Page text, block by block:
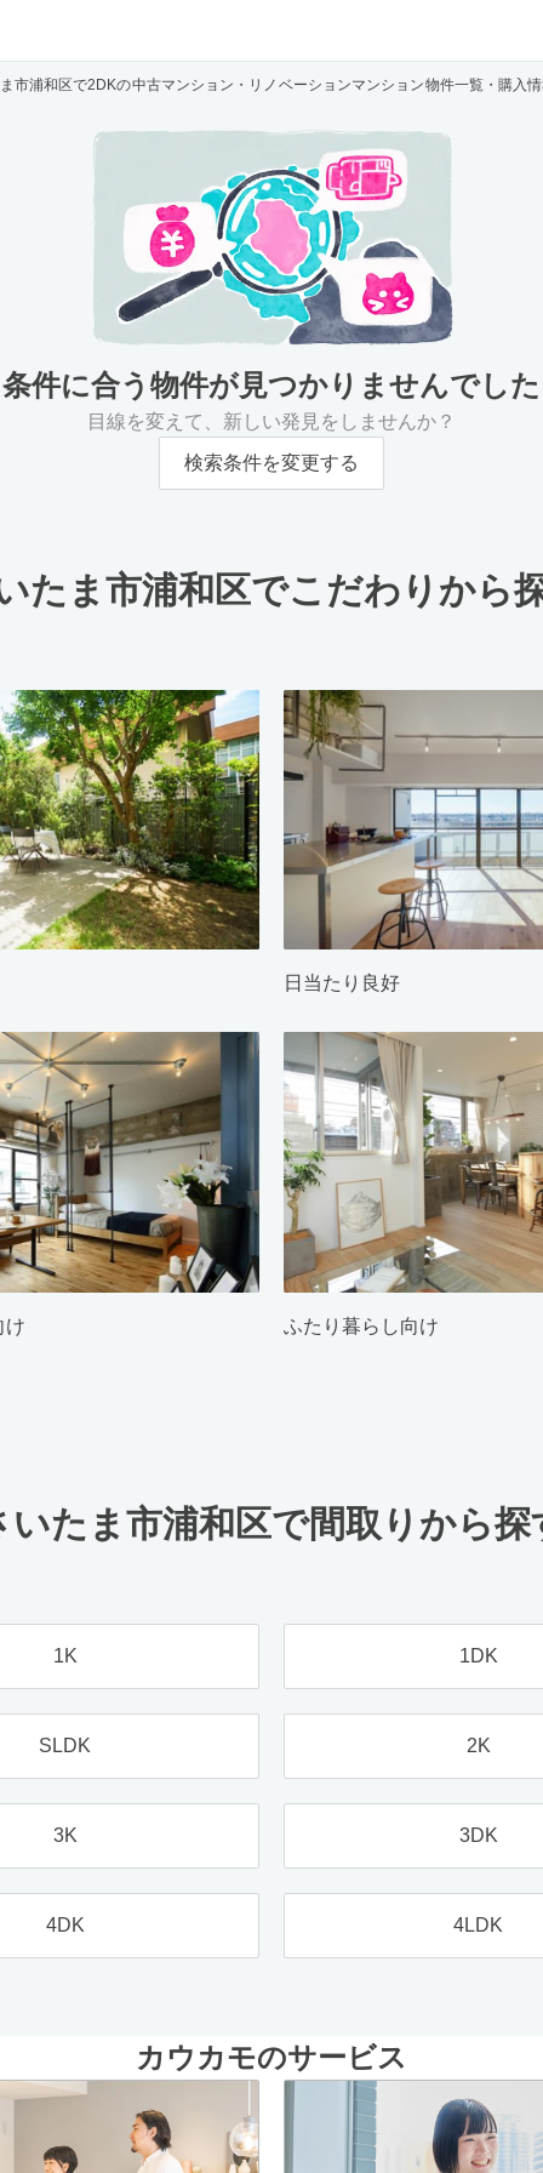
市浦和区で2DKの中古マンション・リノベーションマンション物件一覧・購入
条件に合う物件が見つかりませんでした
目線を変えて、新しい発見をしませんか？
検索条件を変更する
たま市浦和区でこだわりから
日当たり良好
け ふたり暮らし向け
いたま市浦和区で間取りから探
1K 1DK
SLDK 2K
3K 3DK
4DK 4LDK
カウカモのサービス